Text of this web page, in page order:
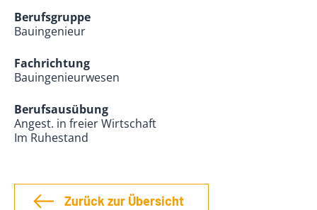
Berufsgruppe
Bauingenieur
Fachrichtung
Bauingenieurwesen
Berufsausübung
Angest. in freier Wirtschaft
Im Ruhestand
Zurück zur Übersicht